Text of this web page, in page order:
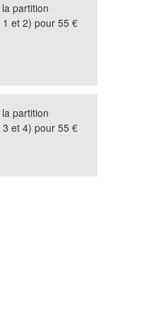
partition
et 2) pour 55 €
partition
et 4) pour 55 €